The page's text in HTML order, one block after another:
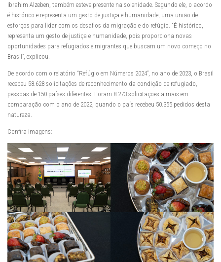
Ibrahim Alzeben, também esteve presente na solenidade. Segundo ele, o acordo
é histórico e representa um gesto de justiça e humanidade, uma união de
esforços para lidar com os desafios da migração e do refúgio. “É histórico,
representa um gesto de justiça e humanidade, pois proporciona novas
oportunidades para refugiados e migrantes que buscam um novo começo no
Brasil”, explicou.
De acordo com o relatório “Refúgio em Números 2024”, no ano de 2023, o Brasil
recebeu 58.628 solicitações de reconhecimento da condição de refugiado,
pessoas de 150 países diferentes. Foram 8.273 solicitações a mais em
comparação com o ano de 2022, quando o país recebeu 50.355 pedidos desta
natureza.
Confira imagens: